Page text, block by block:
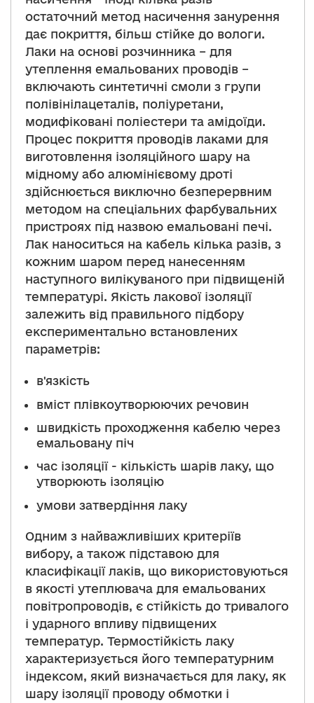
остаточний метод насичення занурення
дає покриття, більш стійке до вологи.
Лаки на основі розчинника – для
утеплення емальованих проводів –
включають синтетичні смоли з групи
полівінілацеталів, поліуретани,
модифіковані поліестери та амідоїди.
Процес покриття проводів лаками для
виготовлення ізоляційного шару на
мідному або алюмінієвому дроті
здійснюється виключно безперервним
методом на спеціальних фарбувальних
пристроях під назвою емальовані печі.
Лак наноситься на кабель кілька разів, з
кожним шаром перед нанесенням
наступного вилікуваного при підвищеній
температурі. Якість лакової ізоляції
залежить від правильного підбору
експериментально встановлених
параметрів:
в'язкість
вміст плівкоутворюючих речовин
швидкість проходження кабелю через
емальовану піч
час ізоляції - кількість шарів лаку, що
утворюють ізоляцію
умови затвердіння лаку
Одним з найважливіших критеріїв
вибору, а також підставою для
класифікації лаків, що використовуються
в якості утеплювача для емальованих
повітропроводів, є стійкість до тривалого
і ударного впливу підвищених
температур. Термостійкість лаку
характеризується його температурним
індексом, який визначається для лаку, як
шару ізоляції проводу обмотки і